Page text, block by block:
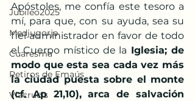
Jubileo2025
Medjugorje
Cuaresma
Retiros de Emaús
Viacrucis
Apóstoles, me confía este tesoro a
mí, para que, con su ayuda, sea su
fiel administrador en favor de todo
el Cuerpo místico de la Iglesia; de
modo que esta sea cada vez más
la ciudad puesta sobre el monte
(cf. Ap 21,10), arca de salvación